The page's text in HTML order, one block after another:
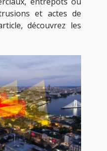
et actes de
découvrez les